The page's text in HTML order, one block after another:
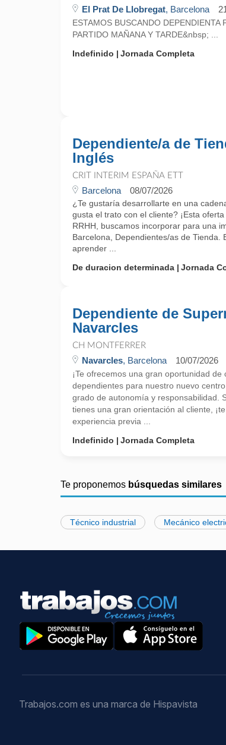
El Prat De Llobregat, Barcelona
ESTAMOS BUSCANDO DEPENDIENTA
PARTIDO MAÑANA Y TARDE&nbsp; ...
Indefinido
Jornada Completa
Dependiente/a de
Inglés
CRIT INTERIM ESPAÑA ETT
Barcelona 08/07/2026
¿Te gustaría desarrollarte en una
gusta el trato con el cliente? ¡Esta
RRHH, buscamos incorporar para una
Barcelona, Dependientes/as de Tienda.
aprender ...
De duracion determinada
Jornada
Dependiente de
Navarcles
CH MONTFERRER
Navarcles, Barcelona 10/07/2026
¡Te ofrecemos una gran oportunidad
dependientes para nuestro nuevo
grado de autonomía y responsabilidad.
tienes una gran orientación al cliente,
experiencia previa ...
Indefinido
Jornada Completa
Te proponemos búsquedas similares
Técnico industrial Mecánico
Trabajos.com es una marca de Hispavista